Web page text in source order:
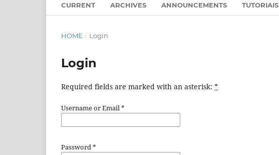
CURRENT ARCHIVES ANNOUNCEMENTS TUTORIAIS
HOME / Login
Login
Required fields are marked with an asterisk: *
Username or Email*
Password*